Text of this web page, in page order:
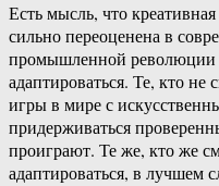
Есть мысль, что
сильно переоценена в
промышленной революции
адаптироваться. Те, кто
игры в мире с
придерживаться
проиграют. Те же, кто же
адаптироваться, в лучшем